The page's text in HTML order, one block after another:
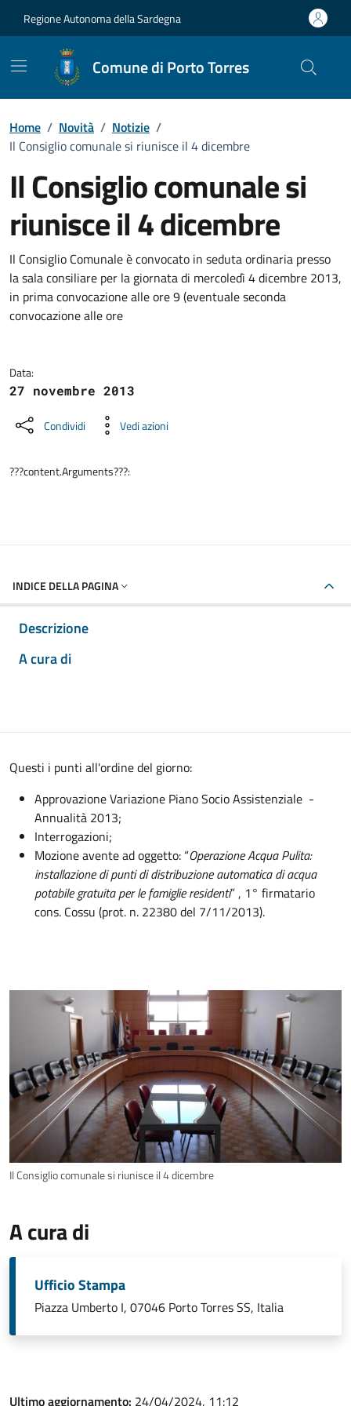
Regione Autonoma della Sardegna
Comune di Porto Torres
Home / Novità / Notizie /
Il Consiglio comunale si riunisce il 4 dicembre
Il Consiglio comunale si
riunisce il 4 dicembre
Dettagli della notizia
Il Consiglio Comunale è convocato in seduta ordinaria presso
la sala consiliare per la giornata di mercoledì 4 dicembre 2013,
in prima convocazione alle ore 9 (eventuale seconda
convocazione alle ore
Data:
27 novembre 2013
Condividi Vedi azioni
???content.Arguments???:
INDICE DELLA PAGINA
Descrizione
A cura di
Questi i punti all'ordine del giorno:
Approvazione Variazione Piano Socio Assistenziale -
Annualità 2013;
Interrogazioni;
Mozione avente ad oggetto: “Operazione Acqua Pulita:
installazione di punti di distribuzione automatica di acqua
potabile gratuita per le famiglie residenti” , 1° firmatario
cons. Cossu (prot. n. 22380 del 7/11/2013).
Il Consiglio comunale si riunisce il 4 dicembre
A cura di
Ufficio Stampa
Piazza Umberto I, 07046 Porto Torres SS, Italia
Ultimo aggiornamento: 24/04/2024, 11:12